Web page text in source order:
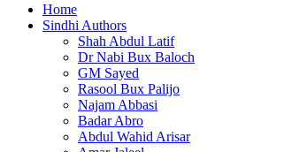
Home
Sindhi Authors
Shah Abdul Latif
Dr Nabi Bux Baloch
GM Sayed
Rasool Bux Palijo
Najam Abbasi
Badar Abro
Abdul Wahid Arisar